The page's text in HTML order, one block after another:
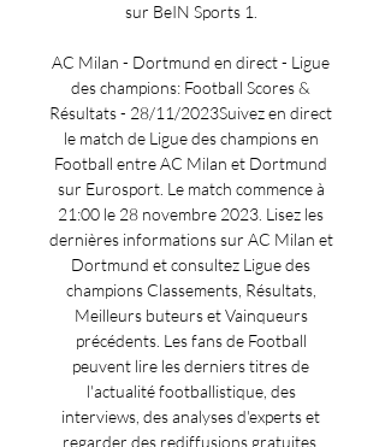
sur BeIN Sports 1.
AC Milan - Dortmund en direct - Ligue
des champions: Football Scores &
Résultats - 28/11/2023Suivez en direct
le match de Ligue des champions en
Football entre AC Milan et Dortmund
sur Eurosport. Le match commence à
21:00 le 28 novembre 2023. Lisez les
dernières informations sur AC Milan et
Dortmund et consultez Ligue des
champions Classements, Résultats,
Meilleurs buteurs et Vainqueurs
précédents. Les fans de Football
peuvent lire les derniers titres de
l'actualité footballistique, des
interviews, des analyses d'experts et
regarder des rediffusions gratuites.